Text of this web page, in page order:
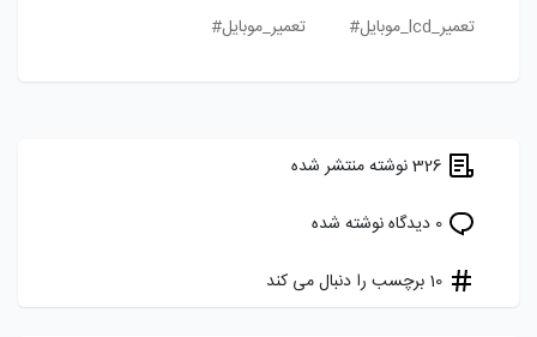
تعمیر_lcd_موبایل# تعمیر_موبایل#